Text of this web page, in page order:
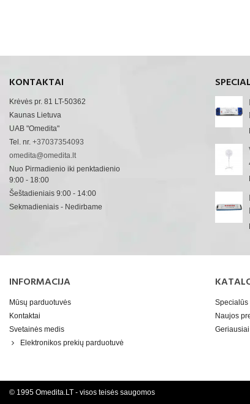
KONTAKTAI
Krėvės pr. 81 LT-50362
Kaunas Lietuva
UAB "Omedita"
Tel. nr. +37037354093
omedita@omedita.lt
Nuo Pirmadienio iki penktadienio
9:00 - 18:00
Šeštadieniais 9:00 - 14:00
Sekmadieniais - Nedirbame
INFORMACIJA
Mūsų parduotuvės
Kontaktai
Svetainės medis
Elektronikos prekių parduotuvė
Specialūs
Naujos
© 1995 Omedita.LT - visos teisės saugomos